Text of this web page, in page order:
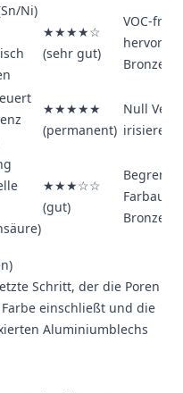
Ni)
★★★★☆
(sehr gut)
VOC-frei;
Bronze-/
★★★★★
(permanent)
Null
★★★☆☆
(gut)
Bronze,
Schritt, der die Poren
einschließt und die
Aluminiumblechs